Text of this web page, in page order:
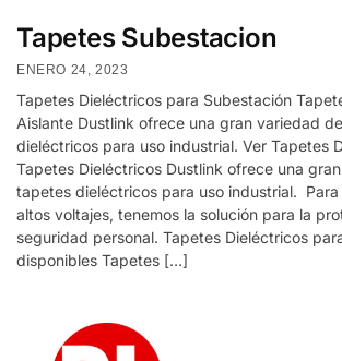
Tapetes Subestacion
ENERO 24, 2023
Tapetes Dieléctricos para Subestación
Aislante Dustlink ofrece una gran variedad
dieléctricos para uso industrial. Ver Tapetes
Tapetes Dieléctricos Dustlink ofrece una
tapetes dieléctricos para uso industrial.
altos voltajes, tenemos la solución para la
seguridad personal. Tapetes Dieléctricos
disponibles Tapetes […]